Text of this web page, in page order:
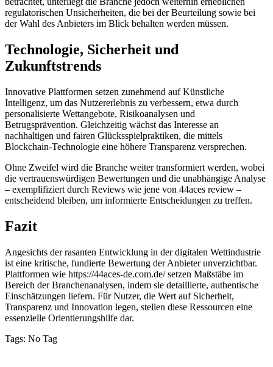
Panel
oku
Panel
panel
Oku
panel
panel
panel
regulatorischen Unsicherheiten, die bei der Beurteilung sowie bei
der Wahl des Anbieters im Blick behalten werden müssen.
Technologie, Sicherheit und
Zukunftstrends
Innovative Plattformen setzen zunehmend auf Künstliche
Intelligenz, um das Nutzererlebnis zu verbessern, etwa durch
personalisierte Wettangebote, Risikoanalysen und
Betrugsprävention. Gleichzeitig wächst das Interesse an
nachhaltigen und fairen Glücksspielpraktiken, die mittels
Blockchain-Technologie eine höhere Transparenz versprechen.
Ohne Zweifel wird die Branche weiter transformiert werden, wobei
die vertrauenswürdigen Bewertungen und die unabhängige Analyse
– exemplifiziert durch Reviews wie jene von 44aces review –
entscheidend bleiben, um informierte Entscheidungen zu treffen.
Fazit
Angesichts der rasanten Entwicklung in der digitalen Wettindustrie
ist eine kritische, fundierte Bewertung der Anbieter unverzichtbar.
Plattformen wie https://44aces-de.com.de/ setzen Maßstäbe im
Bereich der Branchenanalysen, indem sie detaillierte, authentische
Einschätzungen liefern. Für Nutzer, die Wert auf Sicherheit,
Transparenz und Innovation legen, stellen diese Ressourcen eine
essenzielle Orientierungshilfe dar.
Tags: No Tag